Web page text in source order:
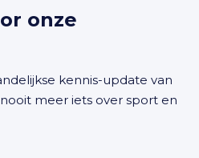
onze
kennis-update van
meer iets over sport en